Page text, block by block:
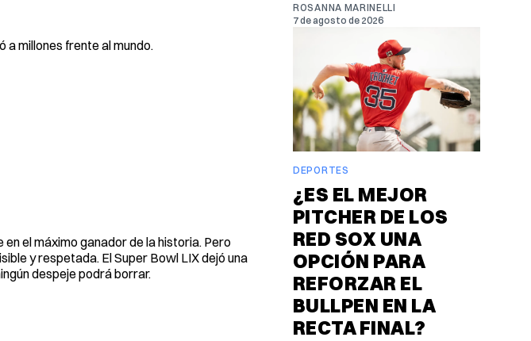
millones frente al mundo.
el máximo ganador de la historia. Pero
y respetada. El Super Bowl LIX dejó una
despeje podrá borrar.
ROSANNA MARINELLI
7 de agosto de 2026
DEPORTES
¿ES EL MEJOR
PITCHER DE LOS
RED SOX UNA
OPCIÓN PARA
REFORZAR EL
BULLPEN EN LA
RECTA FINAL?